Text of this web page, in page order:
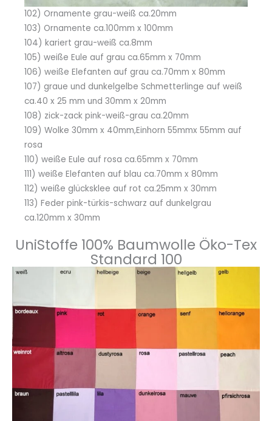
102) Ornamente grau-weiß ca.20mm
103) Ornamente ca.100mm x 100mm
104) kariert grau-weiß ca.8mm
105) weiße Eule auf grau ca.65mm x 70mm
106) weiße Elefanten auf grau ca.70mm x 80mm
107) graue und dunkelgelbe Schmetterlinge auf weiß
ca.40 x 25 mm und 30mm x 20mm
108) zick-zack pink-weiß-grau ca.20mm
109) Wolke 30mm x 40mm,Einhorn 55mmx 55mm auf
rosa
110) weiße Eule auf rosa ca.65mm x 70mm
111) weiße Elefanten auf blau ca.70mm x 80mm
112) weiße glücksklee auf rot ca.25mm x 30mm
113) Feder pink-türkis-schwarz auf dunkelgrau
ca.120mm x 30mm
UniStoffe 100% Baumwolle Öko-Tex
Standard 100